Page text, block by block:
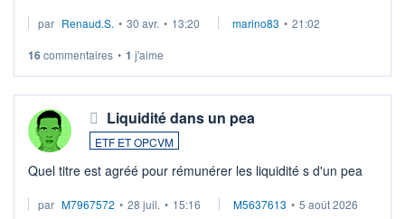
Investissement long terme tip top pour sa retraite.
par Renaud.S. • 30 avr. • 13:20 marino83 • 21:02
16commentaires • 1 j'aime
Liquidité dans un pea
ETF ET OPCVM
Quel titre est agréé pour rémunérer les liquidité s d'un pea
par M7967572 • 28 juil. • 15:16 M5637613 • 5 août 2026